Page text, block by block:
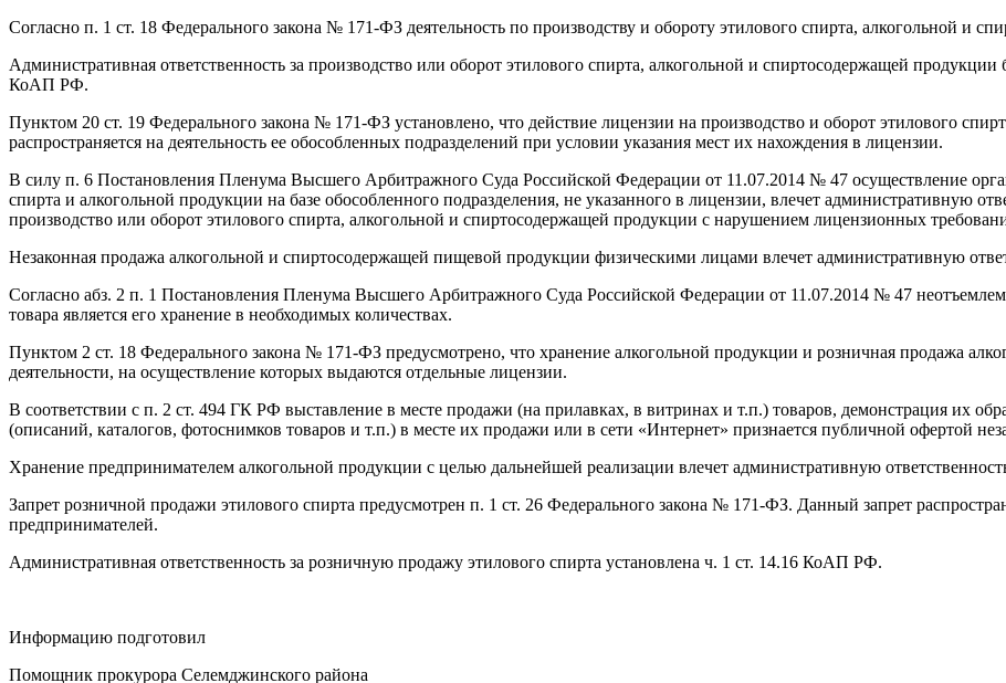
Согласно п. 1 ст. 18 Федерального закона № 171-ФЗ деятельность по производству и обороту этилового спирта, алкогольной и
Административная ответственность за производство или оборот этилового спирта, алкогольной и спиртосодержащей
КоАП РФ.
Пунктом 20 ст. 19 Федерального закона № 171-ФЗ установлено, что действие лицензии на производство и оборот этилового
распространяется на деятельность ее обособленных подразделений при условии указания мест их нахождения в лицензии.
В силу п. 6 Постановления Пленума Высшего Арбитражного Суда Российской Федерации от 11.07.2014 № 47 осуществление
спирта и алкогольной продукции на базе обособленного подразделения, не указанного в лицензии, влечет административную
производство или оборот этилового спирта, алкогольной и спиртосодержащей продукции с нарушением лицензионных
Незаконная продажа алкогольной и спиртосодержащей пищевой продукции физическими лицами влечет административную
Согласно абз. 2 п. 1 Постановления Пленума Высшего Арбитражного Суда Российской Федерации от 11.07.2014 № 47
товара является его хранение в необходимых количествах.
Пунктом 2 ст. 18 Федерального закона № 171-ФЗ предусмотрено, что хранение алкогольной продукции и розничная продажа
деятельности, на осуществление которых выдаются отдельные лицензии.
В соответствии с п. 2 ст. 494 ГК РФ выставление в месте продажи (на прилавках, в витринах и т.п.) товаров, демонстрация их
(описаний, каталогов, фотоснимков товаров и т.п.) в месте их продажи или в сети «Интернет» признается публичной офертой
Хранение предпринимателем алкогольной продукции с целью дальнейшей реализации влечет административную
Запрет розничной продажи этилового спирта предусмотрен п. 1 ст. 26 Федерального закона № 171-ФЗ. Данный запрет
предпринимателей.
Административная ответственность за розничную продажу этилового спирта установлена ч. 1 ст. 14.16 КоАП РФ.
Информацию подготовил
Помощник прокурора Селемджинского района